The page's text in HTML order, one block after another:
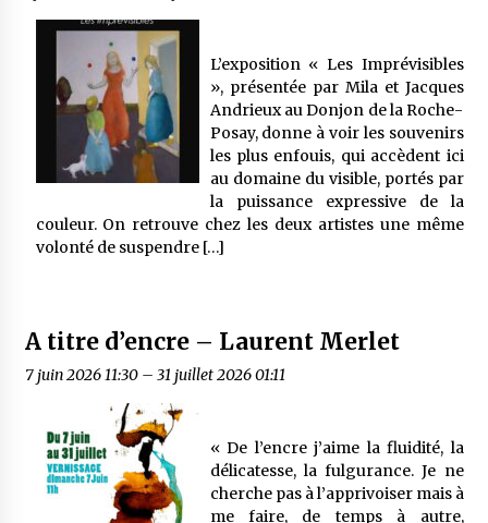
L’exposition « Les Imprévisibles
», présentée par Mila et Jacques
Andrieux au Donjon de la Roche-
Posay, donne à voir les souvenirs
les plus enfouis, qui accèdent ici
au domaine du visible, portés par
la puissance expressive de la
couleur. On retrouve chez les deux artistes une même
volonté de suspendre […]
A titre d’encre – Laurent Merlet
7 juin 2026 11:30– 31 juillet 2026 01:11
« De l’encre j’aime la fluidité, la
délicatesse, la fulgurance. Je ne
cherche pas à l’apprivoiser mais à
me faire, de temps à autre,